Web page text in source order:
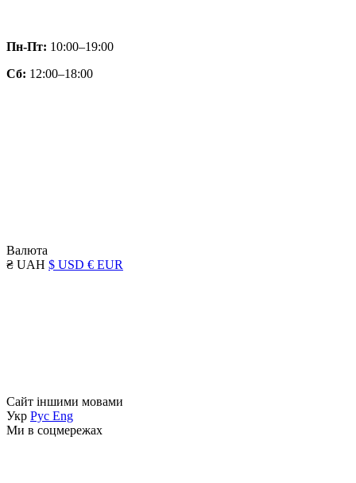
Пн-Пт: 10:00–19:00
Сб: 12:00–18:00
Валюта
₴ UAH $ USD € EUR
Сайт іншими мовами
Укр Рус Eng
Ми в соцмережах